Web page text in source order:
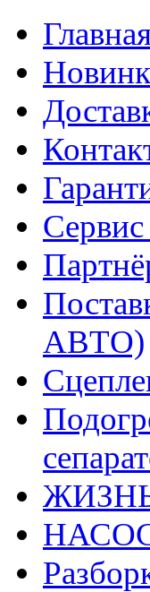
Сервис
АВТО)
ЖИЗНЬ
НАСОС